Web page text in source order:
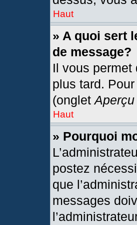
Haut
» A quoi sert
de message?
Il vous permet
plus tard.
(onglet
Haut
» Pourquoi
postez
que
messages